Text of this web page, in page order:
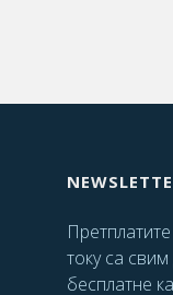
току са
бесплатне